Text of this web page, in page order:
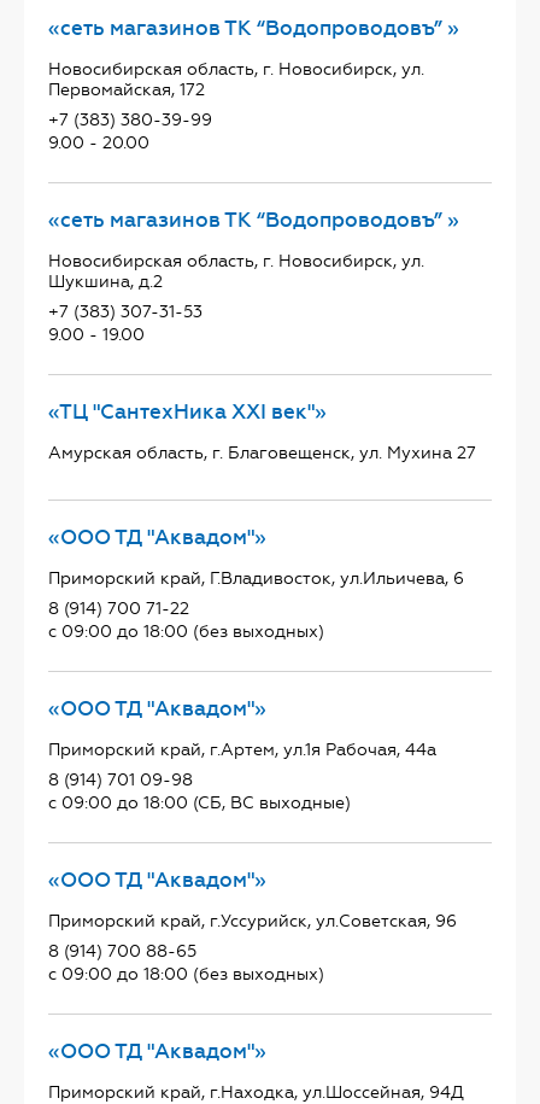
«сеть магазинов ТК “Водопроводовъ” »
Новосибирская область, г. Новосибирск, ул.
Первомайская, 172
+7 (383) 380-39-99
9.00 - 20.00
«сеть магазинов ТК “Водопроводовъ” »
Новосибирская область, г. Новосибирск, ул.
Шукшина, д.2
+7 (383) 307-31-53
9.00 - 19.00
«ТЦ "СантехНика ХХI век"»
Амурская область, г. Благовещенск, ул. Мухина 27
«ООО ТД "Аквадом"»
Приморский край, Г.Владивосток, ул.Ильичева, 6
8 (914) 700 71-22
с 09:00 до 18:00 (без выходных)
«ООО ТД "Аквадом"»
Приморский край, г.Артем, ул.1я Рабочая, 44а
8 (914) 701 09-98
с 09:00 до 18:00 (СБ, ВС выходные)
«ООО ТД "Аквадом"»
Приморский край, г.Уссурийск, ул.Советская, 96
8 (914) 700 88-65
с 09:00 до 18:00 (без выходных)
«ООО ТД "Аквадом"»
Приморский край, г.Находка, ул.Шоссейная, 94Д